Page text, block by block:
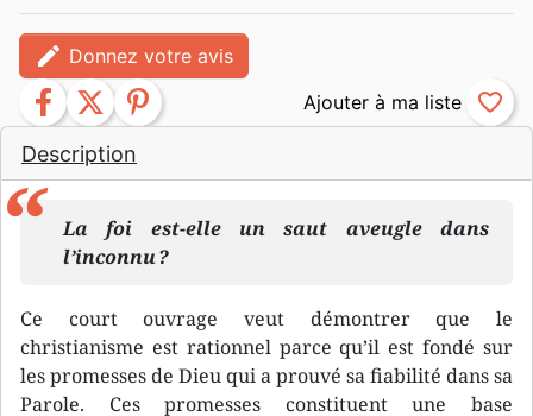
Description
La foi est-elle un saut aveugle dans
l’inconnu ?
Ce court ouvrage veut démontrer que le
christianisme est rationnel parce qu’il est fondé sur
les promesses de Dieu qui a prouvé sa fiabilité dans sa
Parole. Ces promesses constituent une base
edit Donnez votre avis
facebook twitter pinterest favorite_border